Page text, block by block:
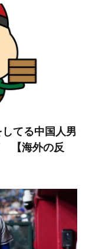
てる中国人男
【海外の反